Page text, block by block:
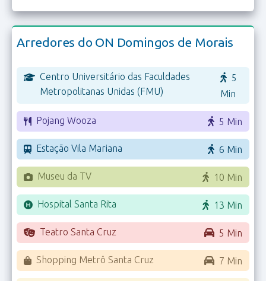
Arredores do ON Domingos de Morais
Centro Universitário das Faculdades
Metropolitanas Unidas (FMU)
5
Min
Pojang Wooza 5 Min
Estação Vila Mariana 6 Min
Museu da TV 10 Min
Hospital Santa Rita 13 Min
Teatro Santa Cruz 5 Min
Shopping Metrô Santa Cruz 7 Min